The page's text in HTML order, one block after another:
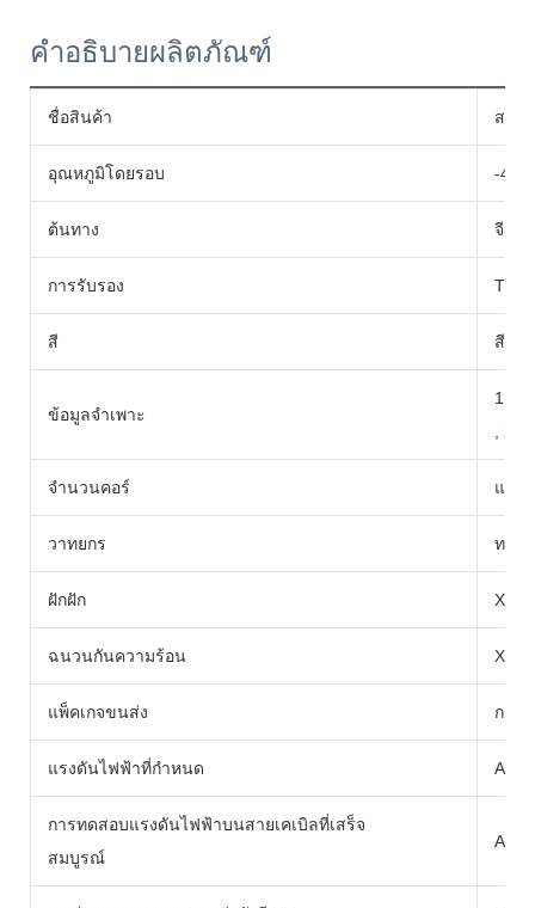
คำอธิบายผลิตภัณฑ์
ชื่อสินค้า สาย
อุณหภูมิโดยรอบ -
ต้นทาง จีน
การรับรอง TUV
สี สีดำ,
ข้อมูลจำเพาะ
1.5
จำนวนคอร์ แกน
วาทยกร ทอง
ฝักฝัก
ฉนวนกันความร้อน
แพ็คเกจขนส่ง กลอ
แรงดันไฟฟ้าที่กำหนด
การทดสอบแรงดันไฟฟ้าบนสายเคเบิลที่เสร็จ
สมบูรณ์